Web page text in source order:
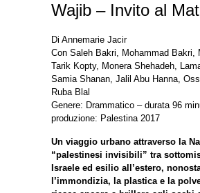
Wajib – Invito al
Di Annemarie Jacir
Con Saleh Bakri, Mohammad Bakri,
Tarik Kopty, Monera Shehadeh,
Samia Shanan, Jalil Abu Hanna,
Ruba Blal
Genere: Drammatico – durata 96
produzione: Palestina 2017
Un viaggio urbano attraverso la
“palestinesi invisibili” tra
Israele ed esilio all’estero,
l’immondizia, la plastica e la